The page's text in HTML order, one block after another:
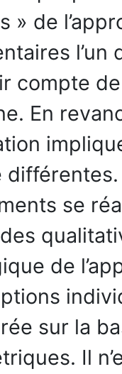
» de
l’un
compte
En
se
de
sur la
Il